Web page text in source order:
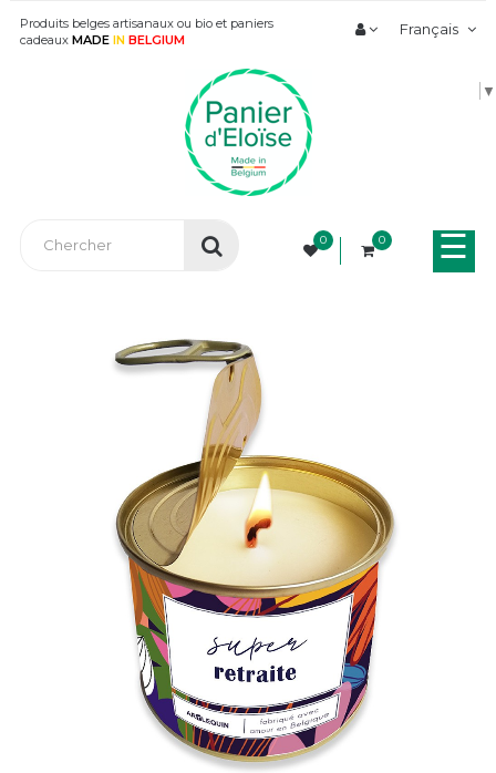
Produits belges artisanaux ou bio et paniers
cadeaux MADE IN BELGIUM
Français
▼
0 0
la
☰